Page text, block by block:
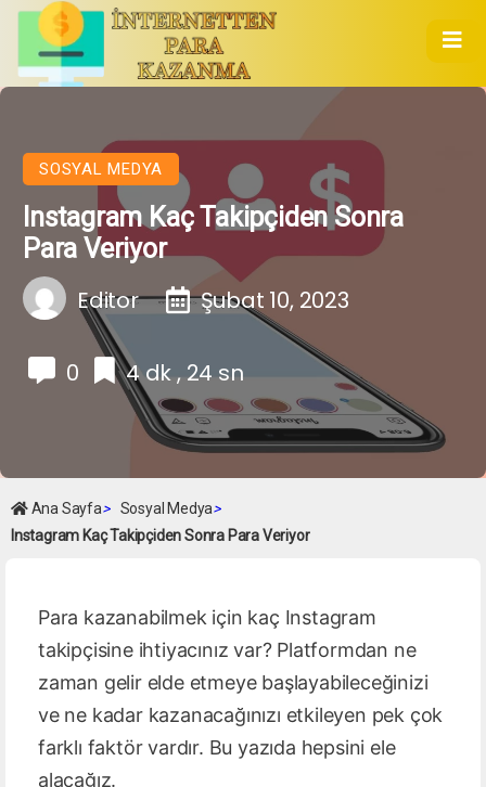
SOSYAL MEDYA
Instagram Kaç Takipçiden Sonra
Para Veriyor
Editor Şubat 10, 2023
0 4 dk , 24 sn
Ana Sayfa> Sosyal Medya>
Instagram Kaç Takipçiden Sonra Para Veriyor
Para kazanabilmek için kaç Instagram
takipçisine ihtiyacınız var? Platformdan ne
zaman gelir elde etmeye başlayabileceğinizi
ve ne kadar kazanacağınızı etkileyen pek çok
farklı faktör vardır. Bu yazıda hepsini ele
alacağız.